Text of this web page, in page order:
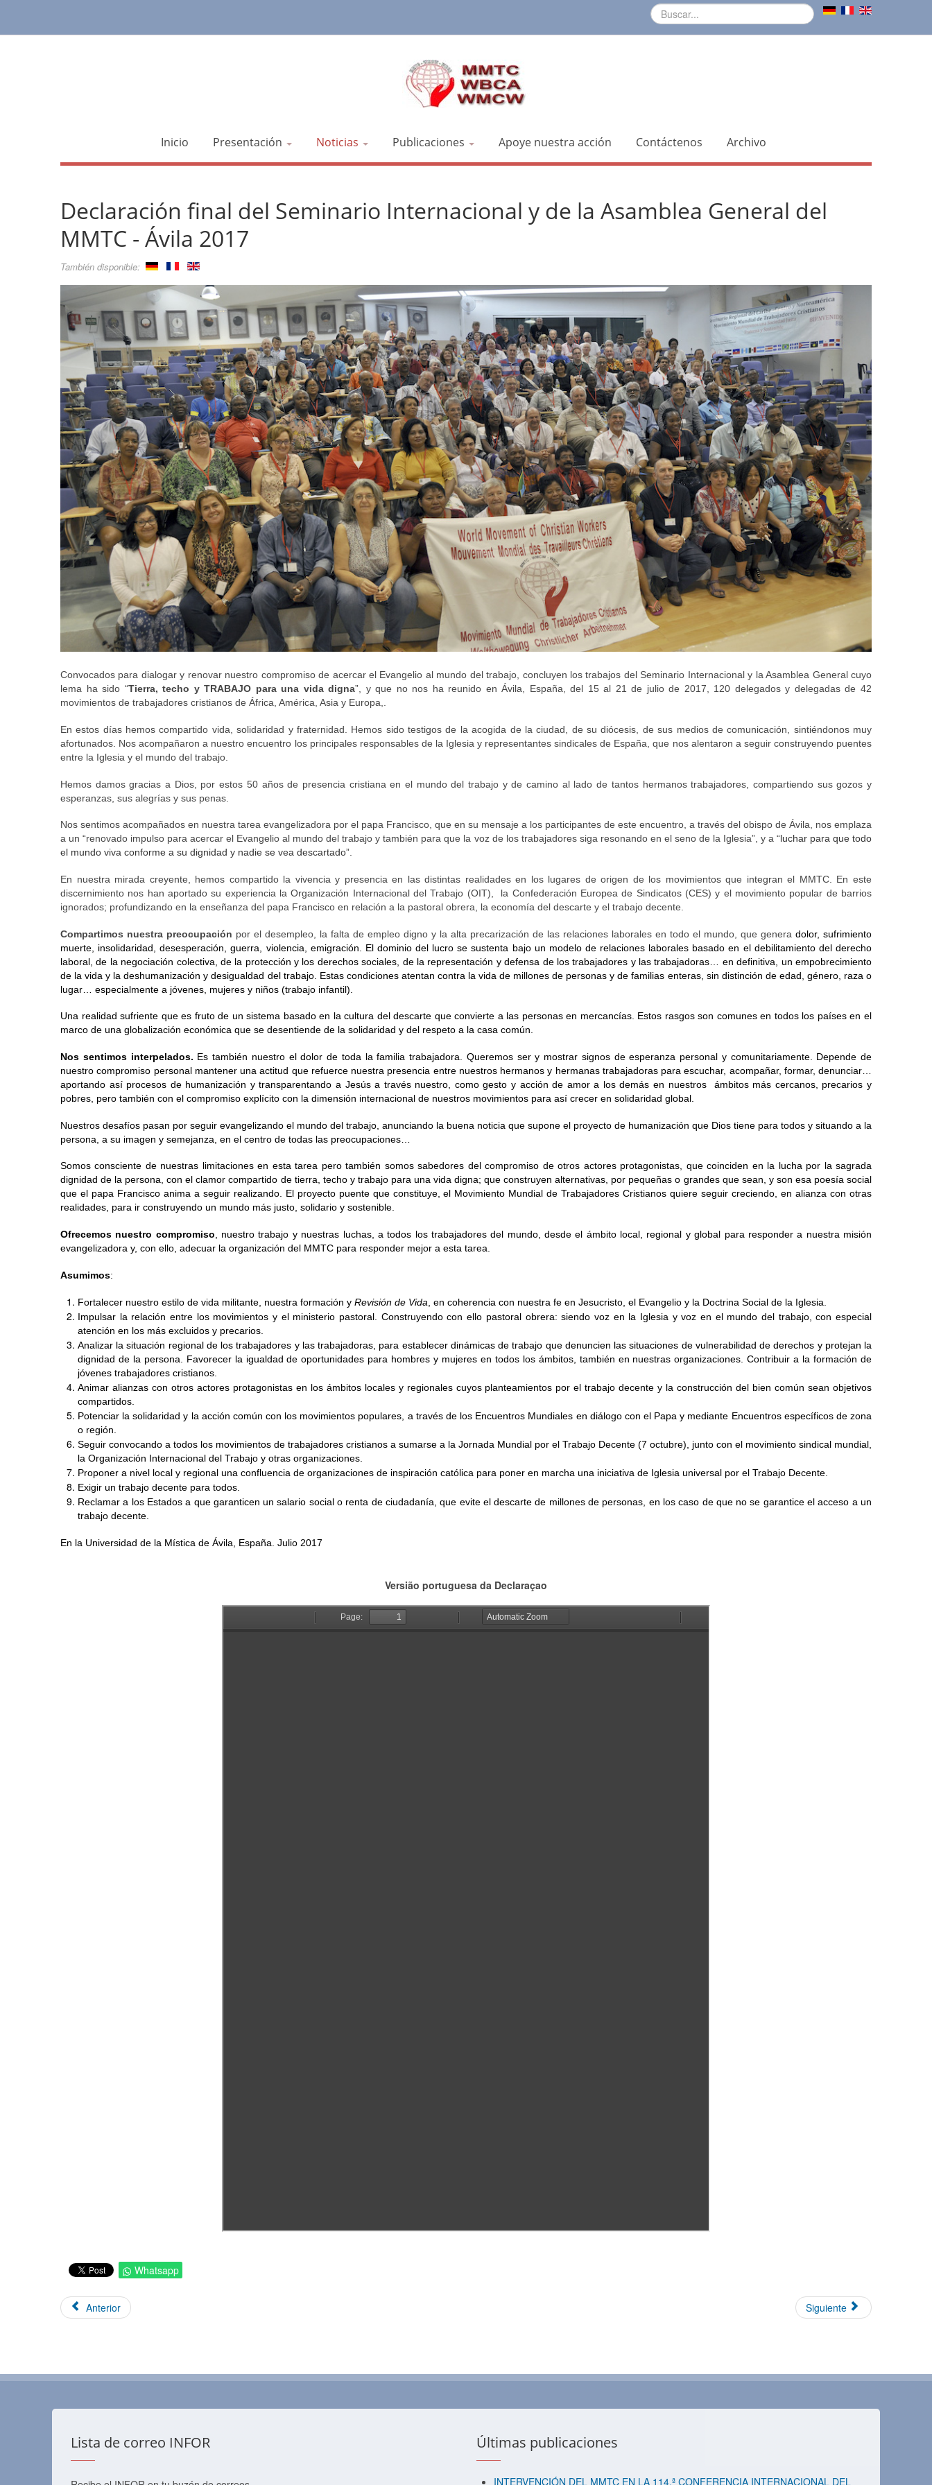
Inicio Presentación Noticias Publicaciones Apoye nuestra acción Contáctenos Archivo
Declaración final del Seminario Internacional y de la Asamblea General del
MMTC - Ávila 2017
También disponible:
Convocados para dialogar y renovar nuestro compromiso de acercar el Evangelio al mundo del trabajo, concluyen los trabajos del Seminario Internacional y la Asamblea General cuyo
lema ha sido “Tierra, techo y TRABAJO para una vida digna”, y que no nos ha reunido en Ávila, España, del 15 al 21 de julio de 2017, 120 delegados y delegadas de 42
movimientos de trabajadores cristianos de África, América, Asia y Europa,.
En estos días hemos compartido vida, solidaridad y fraternidad. Hemos sido testigos de la acogida de la ciudad, de su diócesis, de sus medios de comunicación, sintiéndonos muy
afortunados. Nos acompañaron a nuestro encuentro los principales responsables de la Iglesia y representantes sindicales de España, que nos alentaron a seguir construyendo puentes
entre la Iglesia y el mundo del trabajo.
Hemos damos gracias a Dios, por estos 50 años de presencia cristiana en el mundo del trabajo y de camino al lado de tantos hermanos trabajadores, compartiendo sus gozos y
esperanzas, sus alegrías y sus penas.
Nos sentimos acompañados en nuestra tarea evangelizadora por el papa Francisco, que en su mensaje a los participantes de este encuentro, a través del obispo de Ávila, nos emplaza
a un “renovado impulso para acercar el Evangelio al mundo del trabajo y también para que la voz de los trabajadores siga resonando en el seno de la Iglesia”, y a “luchar para que todo
el mundo viva conforme a su dignidad y nadie se vea descartado”.
En nuestra mirada creyente, hemos compartido la vivencia y presencia en las distintas realidades en los lugares de origen de los movimientos que integran el MMTC. En este
discernimiento nos han aportado su experiencia la Organización Internacional del Trabajo (OIT),  la Confederación Europea de Sindicatos (CES) y el movimiento popular de barrios
ignorados; profundizando en la enseñanza del papa Francisco en relación a la pastoral obrera, la economía del descarte y el trabajo decente.
Compartimos nuestra preocupación por el desempleo, la falta de empleo digno y la alta precarización de las relaciones laborales en todo el mundo, que genera dolor, sufrimiento
muerte, insolidaridad, desesperación, guerra, violencia, emigración. El dominio del lucro se sustenta bajo un modelo de relaciones laborales basado en el debilitamiento del derecho
laboral, de la negociación colectiva, de la protección y los derechos sociales, de la representación y defensa de los trabajadores y las trabajadoras… en definitiva, un empobrecimiento
de la vida y la deshumanización y desigualdad del trabajo. Estas condiciones atentan contra la vida de millones de personas y de familias enteras, sin distinción de edad, género, raza o
lugar… especialmente a jóvenes, mujeres y niños (trabajo infantil).
Una realidad sufriente que es fruto de un sistema basado en la cultura del descarte que convierte a las personas en mercancías. Estos rasgos son comunes en todos los países en el
marco de una globalización económica que se desentiende de la solidaridad y del respeto a la casa común.
Nos sentimos interpelados. Es también nuestro el dolor de toda la familia trabajadora. Queremos ser y mostrar signos de esperanza personal y comunitariamente. Depende de
nuestro compromiso personal mantener una actitud que refuerce nuestra presencia entre nuestros hermanos y hermanas trabajadoras para escuchar, acompañar, formar, denunciar…
aportando así procesos de humanización y transparentando a Jesús a través nuestro, como gesto y acción de amor a los demás en nuestros  ámbitos más cercanos, precarios y
pobres, pero también con el compromiso explícito con la dimensión internacional de nuestros movimientos para así crecer en solidaridad global.
Nuestros desafíos pasan por seguir evangelizando el mundo del trabajo, anunciando la buena noticia que supone el proyecto de humanización que Dios tiene para todos y situando a la
persona, a su imagen y semejanza, en el centro de todas las preocupaciones…
Somos consciente de nuestras limitaciones en esta tarea pero también somos sabedores del compromiso de otros actores protagonistas, que coinciden en la lucha por la sagrada
dignidad de la persona, con el clamor compartido de tierra, techo y trabajo para una vida digna; que construyen alternativas, por pequeñas o grandes que sean, y son esa poesía social
que el papa Francisco anima a seguir realizando. El proyecto puente que constituye, el Movimiento Mundial de Trabajadores Cristianos quiere seguir creciendo, en alianza con otras
realidades, para ir construyendo un mundo más justo, solidario y sostenible.
Ofrecemos nuestro compromiso , nuestro trabajo y nuestras luchas, a todos los trabajadores del mundo, desde el ámbito local, regional y global para responder a nuestra misión
evangelizadora y, con ello, adecuar la organización del MMTC para responder mejor a esta tarea.
Asumimos:
Fortalecer nuestro estilo de vida militante, nuestra formación y Revisión de Vida, en coherencia con nuestra fe en Jesucristo, el Evangelio y la Doctrina Social de la Iglesia.
Impulsar la relación entre los movimientos y el ministerio pastoral. Construyendo con ello pastoral obrera: siendo voz en la Iglesia y voz en el mundo del trabajo, con especial
atención en los más excluidos y precarios.
Analizar la situación regional de los trabajadores y las trabajadoras, para establecer dinámicas de trabajo que denuncien las situaciones de vulnerabilidad de derechos y protejan la
dignidad de la persona. Favorecer la igualdad de oportunidades para hombres y mujeres en todos los ámbitos, también en nuestras organizaciones. Contribuir a la formación de
jóvenes trabajadores cristianos.
Animar alianzas con otros actores protagonistas en los ámbitos locales y regionales cuyos planteamientos por el trabajo decente y la construcción del bien común sean objetivos
compartidos.
Potenciar la solidaridad y la acción común con los movimientos populares, a través de los Encuentros Mundiales en diálogo con el Papa y mediante Encuentros específicos de zona
o región.
Seguir convocando a todos los movimientos de trabajadores cristianos a sumarse a la Jornada Mundial por el Trabajo Decente (7 octubre), junto con el movimiento sindical mundial,
la Organización Internacional del Trabajo y otras organizaciones.
Proponer a nivel local y regional una confluencia de organizaciones de inspiración católica para poner en marcha una iniciativa de Iglesia universal por el Trabajo Decente.
Exigir un trabajo decente para todos.
Reclamar a los Estados a que garanticen un salario social o renta de ciudadanía, que evite el descarte de millones de personas, en los caso de que no se garantice el acceso a un
trabajo decente.
En la Universidad de la Mística de Ávila, España. Julio 2017
Versião portuguesa da Declaraçao
Whatsapp
Anterior Siguiente
Lista de correo INFOR Últimas publicaciones
INTERVENCIÓN DEL MMTC EN LA 114.ª CONFERENCIA INTERNACIONAL DEL